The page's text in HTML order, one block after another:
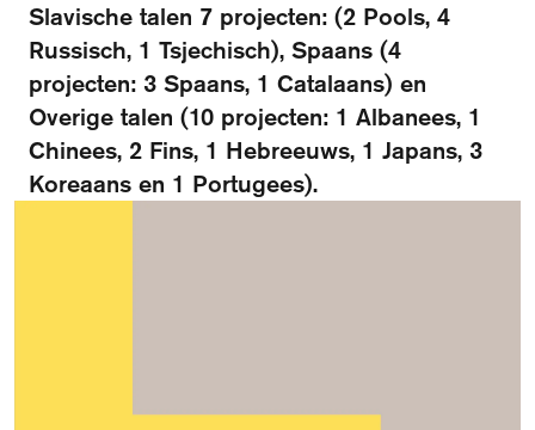
Ontmoet de organisatie
Publicaties
Vacatures
Contact
Slavische talen 7 projecten: (2 Pools, 4
Russisch, 1 Tsjechisch), Spaans (4
projecten: 3 Spaans, 1 Catalaans) en
Overige talen (10 projecten: 1 Albanees, 1
Chinees, 2 Fins, 1 Hebreeuws, 1 Japans, 3
Koreaans en 1 Portugees).